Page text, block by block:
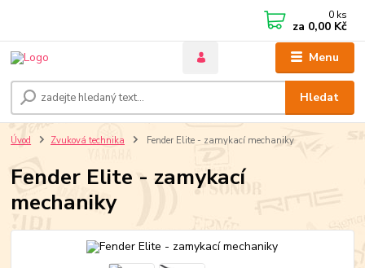
Menu
Hledat
0 ks
za 0,00 Kč
Úvod Zvuková technika Fender Elite - zamykací mechaniky
Fender Elite - zamykací
mechaniky